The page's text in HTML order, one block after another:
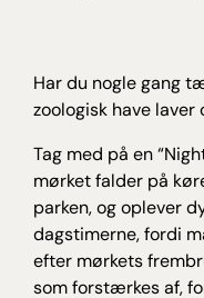
Har du nogle gang
zoologisk have laver
Tag med på en
mørket falder på
parken, og oplever
dagstimerne, fordi
efter mørkets
som forstærkes af,